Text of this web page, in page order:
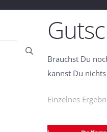
Brauchst Du
kannst Du
Einzelnes